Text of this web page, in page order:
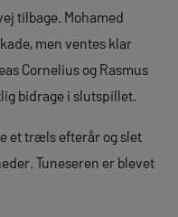
tilbage. Mohamed
men ventes klar
Cornelius og Rasmus
bidrage i slutspillet.
et træls efterår og slet
Tuneseren er blevet